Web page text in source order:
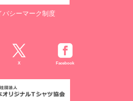
バシーマーク制度
X Facebook